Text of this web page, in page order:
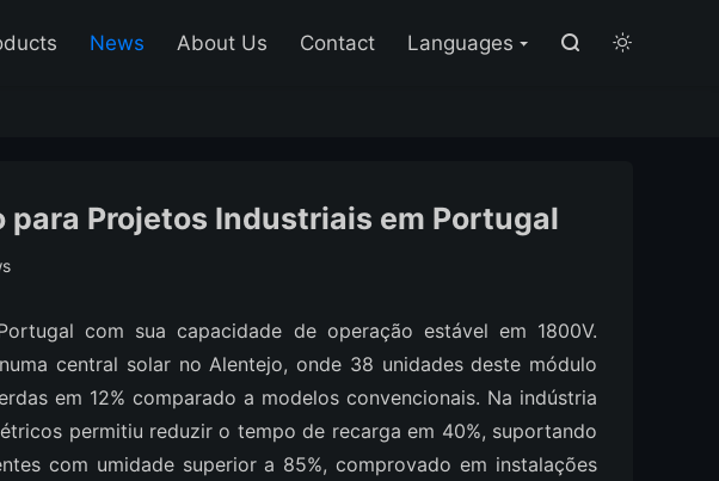
News About Us Contact Languages  
Projetos Industriais em Portugal
com sua capacidade de operação estável em 1800V.
central solar no Alentejo, onde 38 unidades deste módulo
em 12% comparado a modelos convencionais. Na indústria
permitiu reduzir o tempo de recarga em 40%, suportando
com umidade superior a 85%, comprovado em instalações